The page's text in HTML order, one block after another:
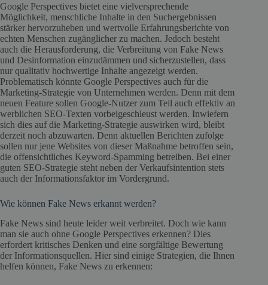
Google Perspectives bietet eine vielversprechende
Möglichkeit, menschliche Inhalte in den Suchergebnissen
stärker hervorzuheben und wertvolle Erfahrungsberichte von
echten Menschen zugänglicher zu machen. Jedoch besteht
auch die Herausforderung, die Verbreitung von Fake News
und Desinformation einzudämmen und sicherzustellen, dass
nur qualitativ hochwertige Inhalte angezeigt werden.
Problematisch könnte Google Perspectives auch für die
Marketing-Strategie von Unternehmen werden. Denn mit dem
neuen Feature sollen Google-Nutzer zum Teil auch effektiv an
werblichen SEO-Texten vorbeigeschleust werden. Inwiefern
sich dies auf die Marketing-Strategie auswirken wird, bleibt
derzeit noch abzuwarten. Denn aktuellen Berichten zufolge
sollen nur jene Websites von dieser Maßnahme betroffen sein,
die offensichtliches Keyword-Spamming betreiben. Bei einer
guten SEO-Strategie steht neben der Verkaufsintention stets
auch der Informationsfaktor im Vordergrund.
Wie können Fake News erkannt werden?
Fake News sind heute leider weit verbreitet. Doch wie kann
man sie auch ohne Google Perspectives erkennen? Dies
erfordert kritisches Denken und eine sorgfältige Bewertung
der Informationsquellen. Hier sind einige Strategien, die Ihnen
helfen können, Fake News zu erkennen: